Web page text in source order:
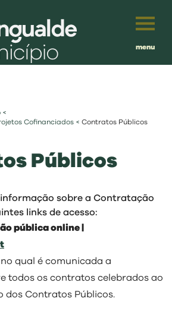
menu
Português
Français
<
Cofinanciados < Contratos Públicos
Públicos
sobre a Contratação
links de acesso:
pública online |
qual é comunicada a
todos os contratos celebrados ao
dos Contratos Públicos.